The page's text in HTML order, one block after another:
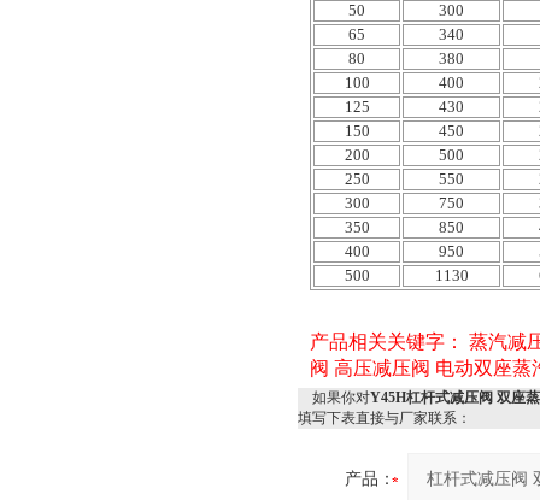
50
300
65
340
80
380
100
400
125
430
150
450
200
500
250
550
300
750
350
850
400
950
500
1130
产品相关关键字： 蒸汽减
阀 高压减压阀 电动双座蒸
如果你对Y45H杠杆式减压阀
填写下表直接与厂家联系：
产品：